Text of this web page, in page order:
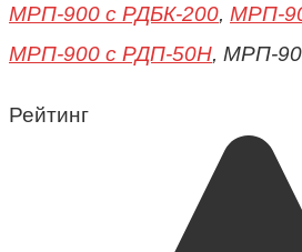
МРП-900 с РДБК-200, МРП-
МРП-900 с РДП-50Н, МРП-90
Рейтинг